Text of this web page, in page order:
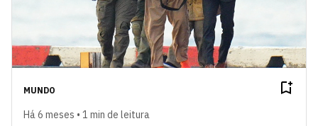
MUNDO
Há 6 meses • 1 min de leitura